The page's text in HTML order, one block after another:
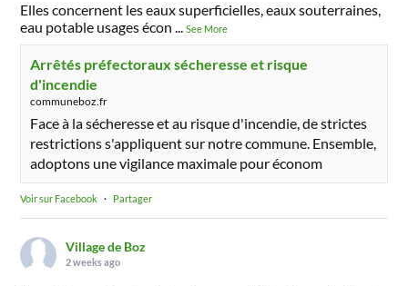
Elles concernent les eaux superficielles, eaux souterraines,
eau potable usages écon ...See More
Arrêtés préfectoraux sécheresse et risque
d'incendie
communeboz.fr
Face à la sécheresse et au risque d'incendie, de strictes
restrictions s'appliquent sur notre commune. Ensemble,
adoptons une vigilance maximale pour économ
Voir sur Facebook · Partager
Village de Boz
2 weeks ago